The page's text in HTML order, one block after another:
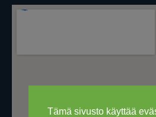
Tämä sivusto käyttää